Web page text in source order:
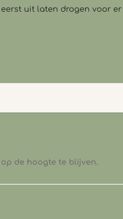
eerst uit laten drogen voor
op de hoogte te blijven.